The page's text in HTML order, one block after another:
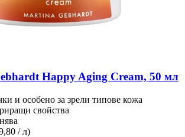
Happy Aging Cream, 50 мл
и особено за зрели типове кожа
свойства
/ л)